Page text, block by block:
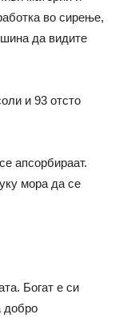
во сирење,
да видите
и 93 отсто
апсорбираат.
мора да се
Богат е си
добро